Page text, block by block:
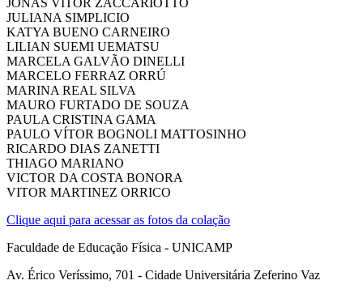
JULIANA SIMPLICIO
KATYA BUENO CARNEIRO
LILIAN SUEMI UEMATSU
MARCELA GALVÃO DINELLI
MARCELO FERRAZ ORRÚ
MARINA REAL SILVA
MAURO FURTADO DE SOUZA
PAULA CRISTINA GAMA
PAULO VÍTOR BOGNOLI MATTOSINHO
RICARDO DIAS ZANETTI
THIAGO MARIANO
VICTOR DA COSTA BONORA
VITOR MARTINEZ ORRICO
Clique aqui para acessar as fotos da colação
Faculdade de Educação Física - UNICAMP
Av. Érico Veríssimo, 701 - Cidade Universitária Zeferino Vaz